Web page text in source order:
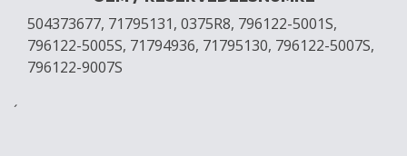
504373677, 71795131, 0375R8, 796122-5001S,
796122-5005S, 71794936, 71795130, 796122-5007S,
796122-9007S
´